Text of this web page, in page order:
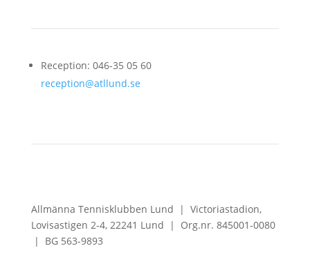
Reception: 046-35 05 60
reception@atllund.se
Allmänna Tennisklubben Lund | Victoriastadion,
Lovisastigen 2-4, 22241 Lund | Org.nr. 845001-0080
| BG 563-9893